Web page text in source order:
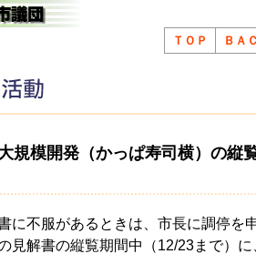
ＴＯＰ ＢＡ
規模開発（かっぱ寿司横）の縦
に不服があるときは、市長に調停を
見解書の縦覧期間中（12/23まで）